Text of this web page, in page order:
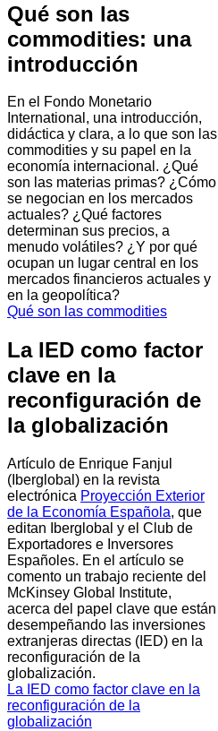
Qué son las
commodities: una
introducción
En el Fondo Monetario
International, una introducción,
didáctica y clara, a lo que son las
commodities y su papel en la
economía internacional. ¿Qué
son las materias primas? ¿Cómo
se negocian en los mercados
actuales? ¿Qué factores
determinan sus precios, a
menudo volátiles? ¿Y por qué
ocupan un lugar central en los
mercados financieros actuales y
en la geopolítica?
Qué son las commodities
La IED como factor
clave en la
reconfiguración de
la globalización
Artículo de Enrique Fanjul
(Iberglobal) en la revista
electrónica Proyección Exterior
de la Economía Española, que
editan Iberglobal y el Club de
Exportadores e Inversores
Españoles. En el artículo se
comento un trabajo reciente del
McKinsey Global Institute,
acerca del papel clave que están
desempeñando las inversiones
extranjeras directas (IED) en la
reconfiguración de la
globalización.
La IED como factor clave en la
reconfiguración de la
globalización